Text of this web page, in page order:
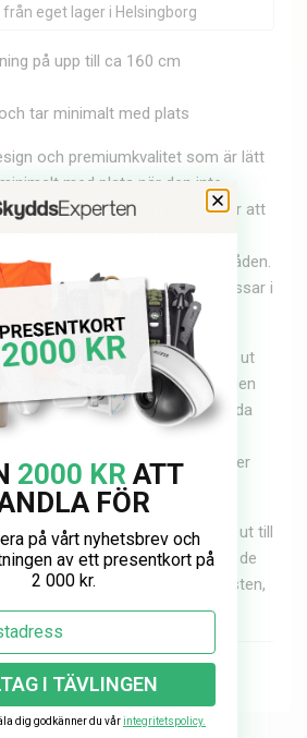
eget lager i Helsingborg
på upp till ca 160 cm
tar minimalt med plats
och premiumkvalitet som är lätt
med plats när den inte
funktion gör den perfekt för att
dörröppningar m.m. för att
får tillgång till förbjudna områden.
designen gör att grinden passar i
gör det lätt att dra ut
När den inte används rullas den
väldigt lite plats. Den inbyggda
låsa grinden såväl i öppet som
visar om grinden är låst eller
enkelt att montera och kan dras ut till
160 cm vilket är tillräckligt för de
kan monteras på såväl sten,
2000 KR ATT
FÖR
på vårt nyhetsbrev och
av ett presentkort på
2 000 kr.
I TÄVLINGEN
dig godkänner du vårintegritetspolicy.